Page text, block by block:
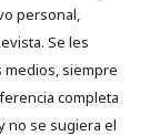
personal,
Se les
siempre
completa
no se sugiera el